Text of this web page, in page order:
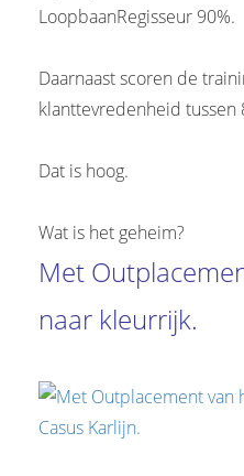
LoopbaanRegisseur 90%.
Daarnaast scoren de
klanttevredenheid tussen
Dat is hoog.
Wat is het geheim?
Met
naar kleurrijk.
te
Hierdoor
van